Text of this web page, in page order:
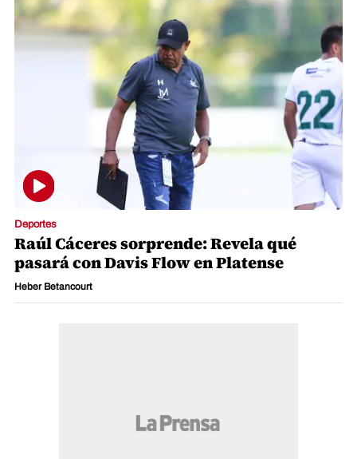
Deportes
Raúl Cáceres sorprende: Revela qué
pasará con Davis Flow en Platense
Heber Betancourt